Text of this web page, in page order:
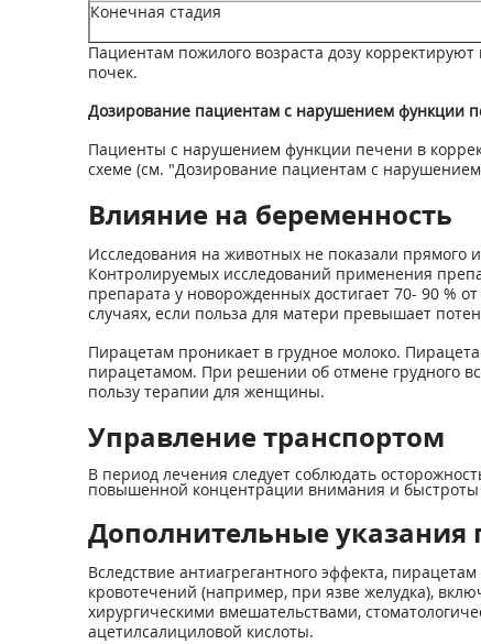
Конечная стадия
Пациентам пожилого возраста дозу
почек.
Дозирование пациентам с нарушением функции
Пациенты с нарушением функции печени в
схеме (см. "Дозирование пациентам с
Влияние на беременность
Исследования на животных не показали прямого
Контролируемых исследований применения
препарата у новорожденных достигает 70- 90 %
случаях, если польза для матери превышает
Пирацетам проникает в грудное молоко.
пирацетамом. При решении об отмене грудного
пользу терапии для женщины.
Управление транспортом
В период лечения следует соблюдать
повышенной концентрации внимания и
Дополнительные
Вследствие антиагрегантного эффекта,
кровотечений (например, при язве желудка),
хирургическими вмешательствами,
ацетилсалициловой кислоты.